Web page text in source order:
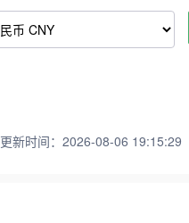
更新时间：2026-08-06 19:15:29